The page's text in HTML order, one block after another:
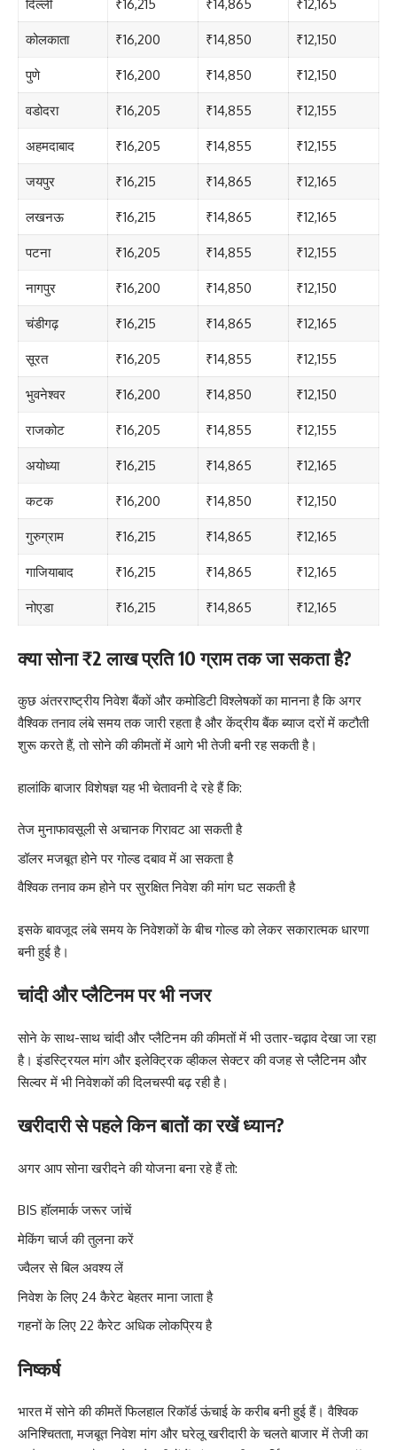
दिल्ली ₹16,215 ₹14,865 ₹12,165
कोलकाता ₹16,200 ₹14,850 ₹12,150
पुणे ₹16,200 ₹14,850 ₹12,150
वडोदरा ₹16,205 ₹14,855 ₹12,155
अहमदाबाद ₹16,205 ₹14,855 ₹12,155
जयपुर ₹16,215 ₹14,865 ₹12,165
लखनऊ ₹16,215 ₹14,865 ₹12,165
पटना ₹16,205 ₹14,855 ₹12,155
नागपुर ₹16,200 ₹14,850 ₹12,150
चंडीगढ़ ₹16,215 ₹14,865 ₹12,165
सूरत ₹16,205 ₹14,855 ₹12,155
भुवनेश्वर ₹16,200 ₹14,850 ₹12,150
राजकोट ₹16,205 ₹14,855 ₹12,155
अयोध्या ₹16,215 ₹14,865 ₹12,165
कटक ₹16,200 ₹14,850 ₹12,150
गुरुग्राम ₹16,215 ₹14,865 ₹12,165
गाजियाबाद ₹16,215 ₹14,865 ₹12,165
नोएडा ₹16,215 ₹14,865 ₹12,165
क्या सोना ₹2 लाख प्रति 10 ग्राम तक जा सकता है?
कुछ अंतरराष्ट्रीय निवेश बैंकों और कमोडिटी विश्लेषकों का मानना है कि अगर
वैश्विक तनाव लंबे समय तक जारी रहता है और केंद्रीय बैंक ब्याज दरों में कटौती
शुरू करते हैं, तो सोने की कीमतों में आगे भी तेजी बनी रह सकती है।
हालांकि बाजार विशेषज्ञ यह भी चेतावनी दे रहे हैं कि:
तेज मुनाफावसूली से अचानक गिरावट आ सकती है
डॉलर मजबूत होने पर गोल्ड दबाव में आ सकता है
वैश्विक तनाव कम होने पर सुरक्षित निवेश की मांग घट सकती है
इसके बावजूद लंबे समय के निवेशकों के बीच गोल्ड को लेकर सकारात्मक धारणा
बनी हुई है।
चांदी और प्लैटिनम पर भी नजर
सोने के साथ-साथ चांदी और प्लैटिनम की कीमतों में भी उतार-चढ़ाव देखा जा रहा
है। इंडस्ट्रियल मांग और इलेक्ट्रिक व्हीकल सेक्टर की वजह से प्लैटिनम और
सिल्वर में भी निवेशकों की दिलचस्पी बढ़ रही है।
खरीदारी से पहले किन बातों का रखें ध्यान?
अगर आप सोना खरीदने की योजना बना रहे हैं तो:
BIS हॉलमार्क जरूर जांचें
मेकिंग चार्ज की तुलना करें
ज्वैलर से बिल अवश्य लें
निवेश के लिए 24 कैरेट बेहतर माना जाता है
गहनों के लिए 22 कैरेट अधिक लोकप्रिय है
निष्कर्ष
भारत में सोने की कीमतें फिलहाल रिकॉर्ड ऊंचाई के करीब बनी हुई हैं। वैश्विक
अनिश्चितता, मजबूत निवेश मांग और घरेलू खरीदारी के चलते बाजार में तेजी का